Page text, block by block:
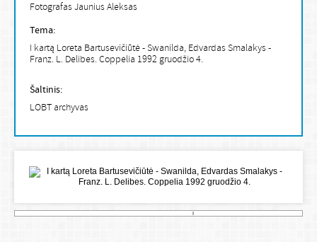
Fotografas Jaunius Aleksas
Tema:
I kartą Loreta Bartusevičiūtė - Swanilda, Edvardas Smalakys -
Franz. L. Delibes. Coppelia 1992 gruodžio 4.
Šaltinis:
LOBT archyvas